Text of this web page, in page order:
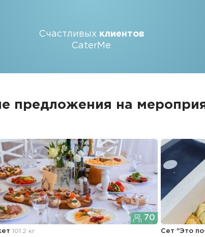
Счастливых клиентов
CaterMe
предложения на
70
101.2 кг Сет "Это